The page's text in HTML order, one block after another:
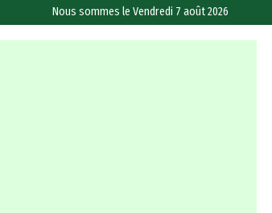
Nous sommes leVendredi 7 août 2026